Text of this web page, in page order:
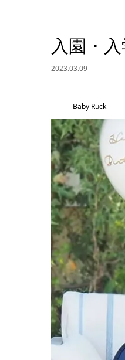
入園・
2023.03.09
Baby Ruck